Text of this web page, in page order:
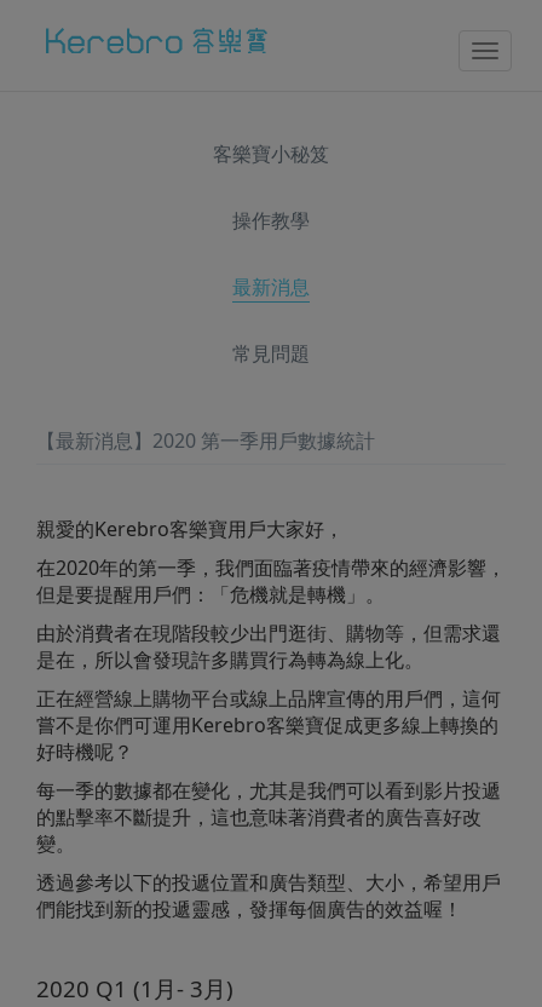
客樂寶小秘笈
操作教學
最新消息
常見問題
【最新消息】2020 第一季用戶數據統計
親愛的Kerebro客樂寶用戶大家好，
在2020年的第一季，我們面臨著疫情帶來的經濟影響，
但是要提醒用戶們：「危機就是轉機」。
由於消費者在現階段較少出門逛街、購物等，但需求還
是在，所以會發現許多購買行為轉為線上化。
正在經營線上購物平台或線上品牌宣傳的用戶們，這何
嘗不是你們可運用Kerebro客樂寶促成更多線上轉換的
好時機呢？
每一季的數據都在變化，尤其是我們可以看到影片投遞
的點擊率不斷提升，這也意味著消費者的廣告喜好改
變。
透過參考以下的投遞位置和廣告類型、大小，希望用戶
們能找到新的投遞靈感，發揮每個廣告的效益喔！
2020 Q1 (1月- 3月)